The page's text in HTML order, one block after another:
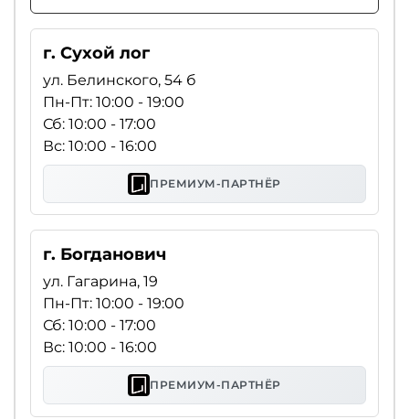
г. Сухой лог
ул. Белинского, 54 б
Пн-Пт: 10:00 - 19:00
Сб: 10:00 - 17:00
Вс: 10:00 - 16:00
ПРЕМИУМ-ПАРТНЁР
г. Богданович
ул. Гагарина, 19
Пн-Пт: 10:00 - 19:00
Сб: 10:00 - 17:00
Вс: 10:00 - 16:00
ПРЕМИУМ-ПАРТНЁР